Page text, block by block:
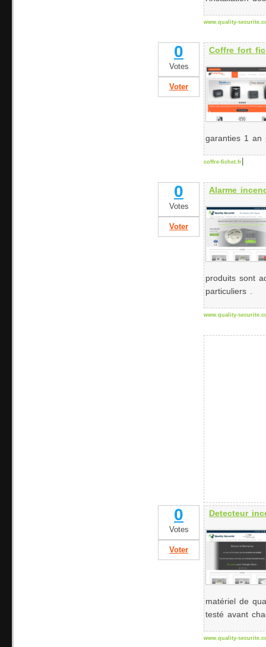
www.quality-
0
Votes
Voter
Coffre fort
garanties 1 an
coffre-fichet.fr
0
Votes
Voter
Alarme
produits sont
particuliers .
www.quality-
0
Votes
Voter
Detecteur
matériel de
testé avant
www.quality-